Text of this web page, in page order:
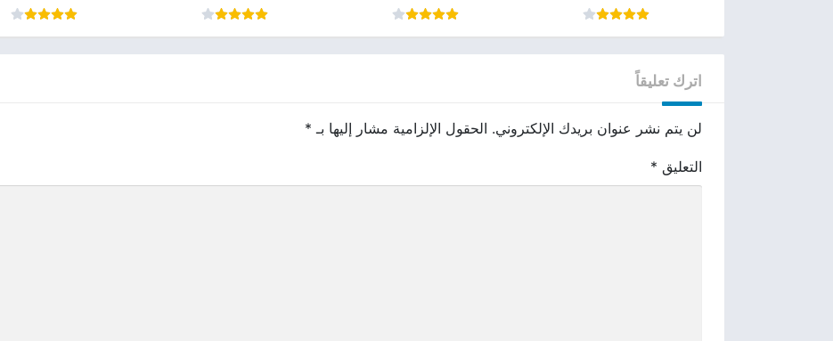
اترك تعليقاً
لن يتم نشر عنوان بريدك الإلكتروني. الحقول الإلزامية مشار إليها بـ *
التعليق *